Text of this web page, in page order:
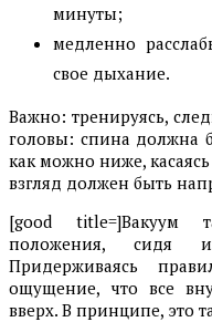
минуты;
медленно
свое дыхание.
Важно: тренируясь,
головы: спина должна
как можно ниже,
взгляд должен быть
[good title=]Вакуум
положения, сидя
Придерживаясь
ощущение, что все
вверх. В принципе, это